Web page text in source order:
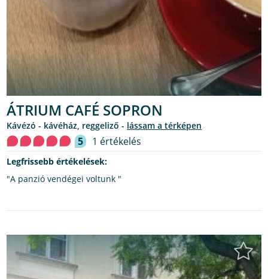
ÁTRIUM CAFÉ SOPRON
kávézó - kávéház, reggeliző - lássam a térképen
5 1 értékelés
Legfrissebb értékelések:
"A panzió vendégei voltunk "